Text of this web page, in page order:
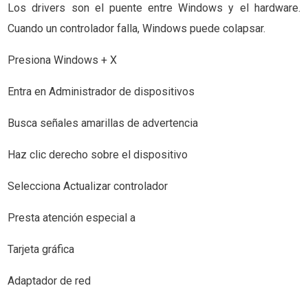
Los drivers son el puente entre Windows y el hardware.
Cuando un controlador falla, Windows puede colapsar.
Presiona Windows + X
Entra en Administrador de dispositivos
Busca señales amarillas de advertencia
Haz clic derecho sobre el dispositivo
Selecciona Actualizar controlador
Presta atención especial a
Tarjeta gráfica
Adaptador de red